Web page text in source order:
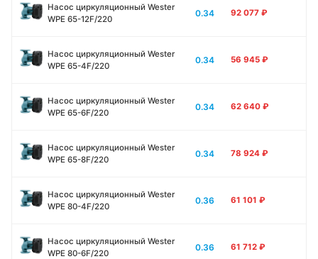
Насос циркуляционный Wester
WPE 65-12F/220
0.34 92 077 ₽
Насос циркуляционный Wester
WPE 65-4F/220
0.34 56 945 ₽
Насос циркуляционный Wester
WPE 65-6F/220
0.34 62 640 ₽
Насос циркуляционный Wester
WPE 65-8F/220
0.34 78 924 ₽
Насос циркуляционный Wester
WPE 80-4F/220
0.36 61 101 ₽
Насос циркуляционный Wester
WPE 80-6F/220
0.36 61 712 ₽